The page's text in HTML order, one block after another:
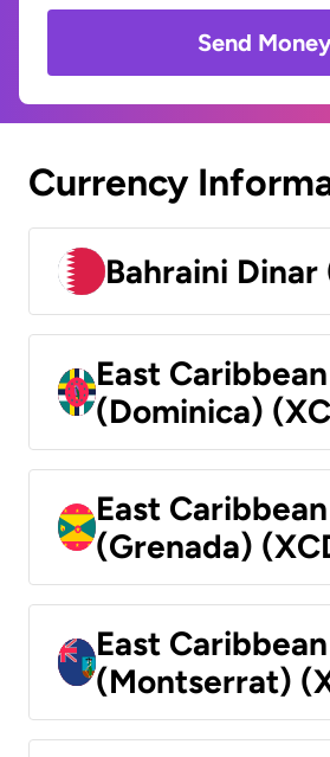
Send
Currency
Bahraini Dinar
East
(Dominica)
East
(Grenada)
East
(Montserrat)